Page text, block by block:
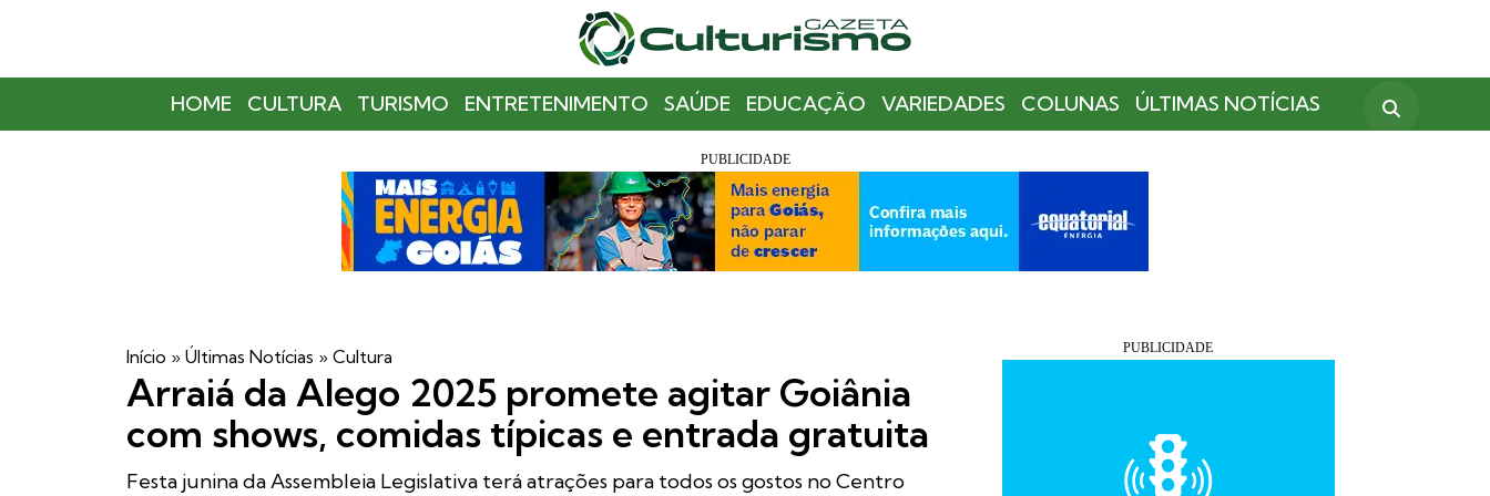
HOME CULTURA TURISMO ENTRETENIMENTO SAÚDE EDUCAÇÃO VARIEDADES COLUNAS ÚLTIMAS NOTÍCIAS
Início » Últimas Notícias » Cultura
Arraiá da Alego 2025 promete agitar Goiânia
com shows, comidas típicas e entrada gratuita
Festa junina da Assembleia Legislativa terá atrações para todos os gostos no Centro